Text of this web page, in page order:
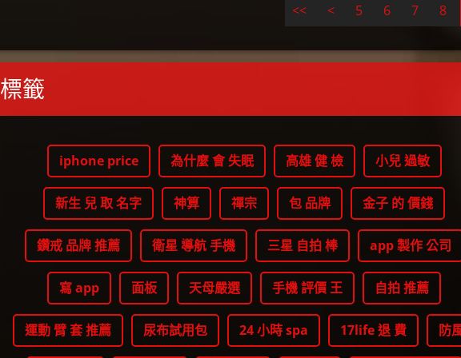
<< < 5 6 7 8
標籤
iphone price 為什麼 會 失眠 高雄 健 檢 小兒 過敏
新生 兒 取 名字 神算 禪宗 包 品牌 金子 的 價錢
鑽戒 品牌 推薦 衛星 導航 手機 三星 自拍 棒 app 製作 公司
寫 app 面板 天母嚴選 手機 評價 王 自拍 推薦
運動 臂 套 推薦 尿布試用包 24 小時 spa 17life 退 費 防